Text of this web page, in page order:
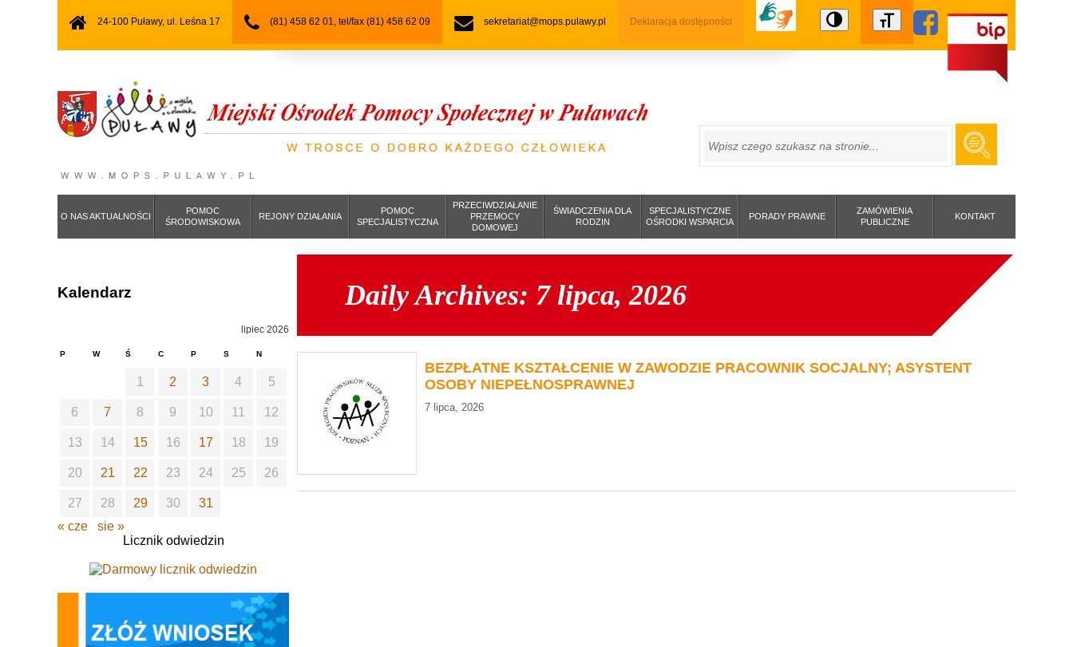
24-100 Puławy, ul. Leśna 17 (81) 458 62 01, tel/fax (81) 458 62 09 sekretariat@mops.pulawy.pl Deklaracja dostępności
SZUKAJ
O NAS AKTUALNOŚCI
POMOC
ŚRODOWISKOWA
REJONY DZIAŁANIA
POMOC
SPECJALISTYCZNA
PRZECIWDZIAŁANIE
PRZEMOCY
DOMOWEJ
ŚWIADCZENIA DLA
RODZIN
SPECJALISTYCZNE
OŚRODKI WSPARCIA
PORADY PRAWNE
ZAMÓWIENIA
PUBLICZNE
KONTAKT
Daily Archives: 7 lipca, 2026
BEZPŁATNE KSZTAŁCENIE W ZAWODZIE PRACOWNIK SOCJALNY; ASYSTENT
OSOBY NIEPEŁNOSPRAWNEJ
7 lipca, 2026
Kalendarz
lipiec 2026
P W Ś C P S N
1 2 3 4 5
6 7 8 9 10 11 12
13 14 15 16 17 18 19
20 21 22 23 24 25 26
27 28 29 30
31
« cze
sie »
Licznik odwiedzin